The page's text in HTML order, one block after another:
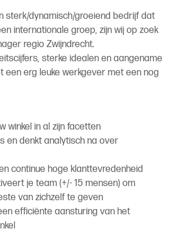
sterk/dynamisch/groeiend bedrijf dat
internationale groep, zijn wij op zoek
regio Zwijndrecht.
sterke idealen en aangename
een erg leuke werkgever met een nog
winkel in al zijn facetten
en denkt analytisch na over
continue hoge klanttevredenheid
je team (+/- 15 mensen) om
van zichzelf te geven
efficiënte aansturing van het